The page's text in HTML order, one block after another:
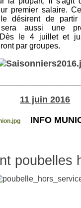
premier salaire.
désirent de partir
aussi une
Dès le 4 juillet et
par groupes.
11 juin 2016
INFO
poubelles